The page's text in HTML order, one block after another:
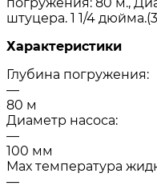
штуцера. 1 1/4
Характеристики
Глубина погружения:
—
80 м
Диаметр насоса:
—
100 мм
Мах температура
—